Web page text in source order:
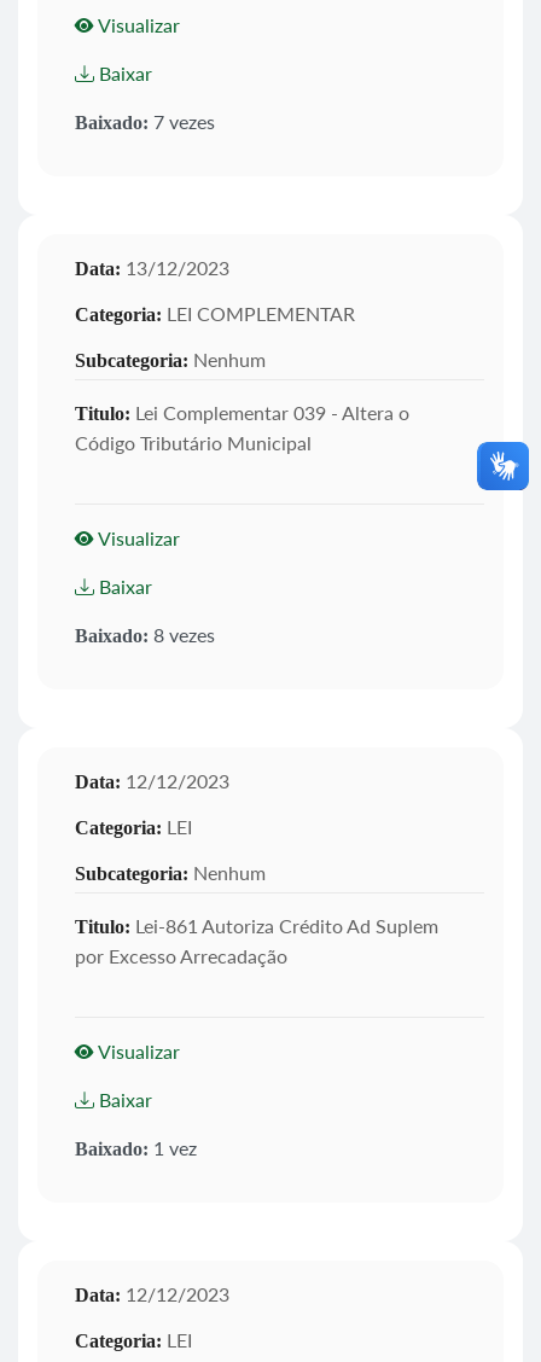
Visualizar
Baixar
Baixado: 7 vezes
Data: 13/12/2023
Categoria: LEI COMPLEMENTAR
Subcategoria: Nenhum
Titulo: Lei Complementar 039 - Altera o
Código Tributário Municipal
Visualizar
Baixar
Baixado: 8 vezes
Data: 12/12/2023
Categoria: LEI
Subcategoria: Nenhum
Titulo: Lei-861 Autoriza Crédito Ad Suplem
por Excesso Arrecadação
Visualizar
Baixar
Baixado: 1 vez
Data: 12/12/2023
Categoria: LEI